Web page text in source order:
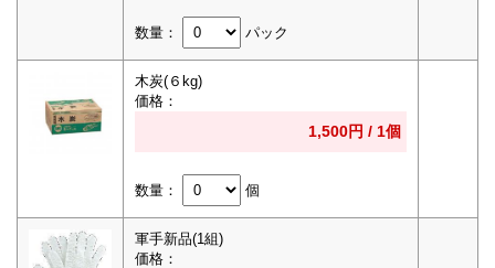
数量： パック
木炭(６kg)
価格：
1,500円 / 1個
数量： 個
軍手新品(1組)
価格：